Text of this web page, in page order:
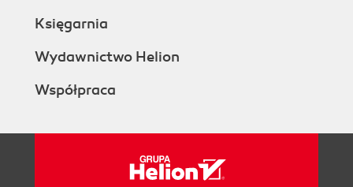
Księgarnia
Wydawnictwo Helion
Współpraca